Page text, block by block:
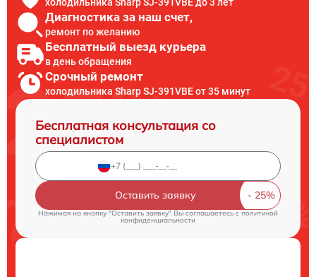
Диагностика за наш счет,
ремонт по желанию
Бесплатный выезд курьера
в день обращения
Срочный ремонт
холодильника Sharp SJ-391VBE от 35 минут
Бесплатная консультация со
специалистом
Оставить заявку
Нажимая на кнопку "Оставить заявку" Вы соглашаетесь cполитикой
конфиденциальности